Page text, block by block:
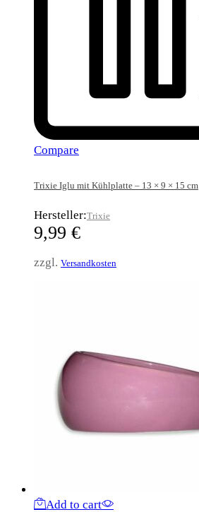
Compare
Trixie Iglu mit Kühlplatte – 13 × 9 × 15 cm
Hersteller:Trixie
9,99 €
zzgl. Versandkosten
Add to cart